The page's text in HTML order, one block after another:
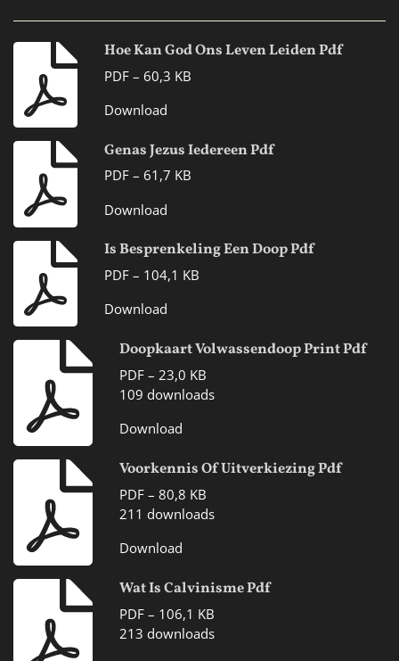
Hoe Kan God Ons Leven Leiden Pdf
PDF – 60,3 KB
Download
Genas Jezus Iedereen Pdf
PDF – 61,7 KB
Download
Is Besprenkeling Een Doop Pdf
PDF – 104,1 KB
Download
Doopkaart Volwassendoop Print Pdf
PDF – 23,0 KB
109 downloads
Download
Voorkennis Of Uitverkiezing Pdf
PDF – 80,8 KB
211 downloads
Download
Wat Is Calvinisme Pdf
PDF – 106,1 KB
213 downloads